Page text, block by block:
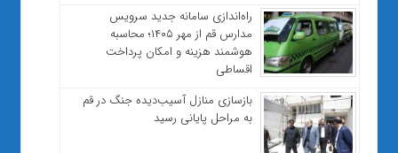
راه‌اندازی سامانه جدید سرویس
مدارس قم از مهر ۱۴۰۵؛ محاسبه
هوشمند هزینه و امکان پرداخت
اقساطی
بازسازی منازل آسیب‌دیده جنگ در قم
به مراحل پایانی رسید